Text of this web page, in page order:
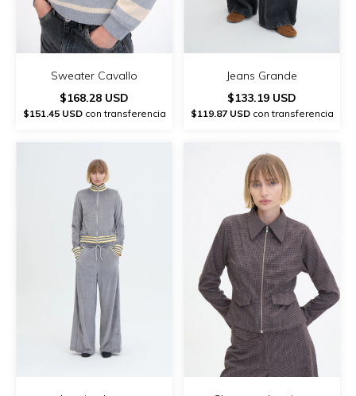
Sweater Cavallo
$168.28 USD
$151.45 USDcon transferencia
Jeans Grande
$133.19 USD
$119.87 USDcon transferencia